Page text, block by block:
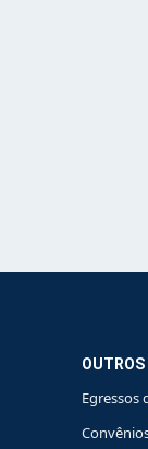
OUTROS
Egressos